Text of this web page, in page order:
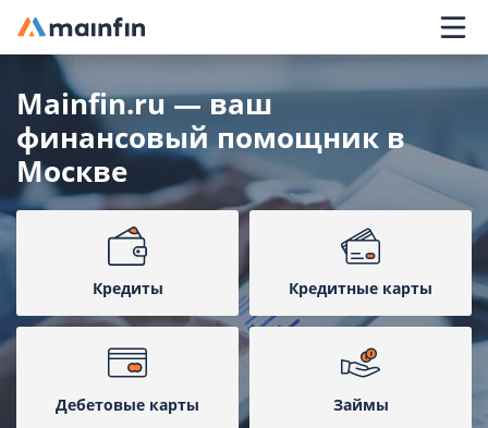
Главное меню
Mainfin.ru — ваш
финансовый помощник в
Москве
Кредиты Кредитные карты
Дебетовые карты Займы